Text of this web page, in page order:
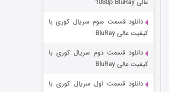
عالی 1080p BluRay
دانلود قسمت سوم سریال کوری با
کیفیت عالی BluRay
دانلود قسمت دوم سریال کوری با
کیفیت عالی BluRay
دانلود قسمت اول سریال کوری با